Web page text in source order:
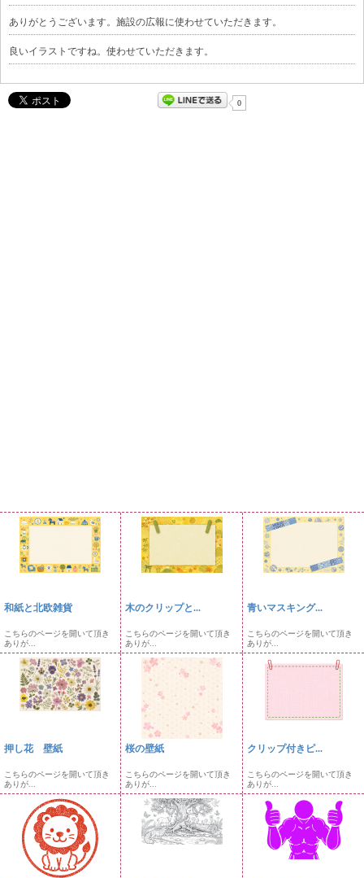
ありがとうございます。施設の広報に使わせていただきます。
良いイラストですね。使わせていただきます。
0
和紙と北欧雑貨
こちらのページを開いて頂き
ありが...
木のクリップと...
こちらのページを開いて頂き
ありが...
青いマスキング...
こちらのページを開いて頂き
ありが...
押し花 壁紙
こちらのページを開いて頂き
ありが...
桜の壁紙
こちらのページを開いて頂き
ありが...
クリップ付きピ...
こちらのページを開いて頂き
ありが...